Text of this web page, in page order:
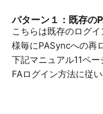
パターン１：既存の
こちらは既存のログ
様毎にPASyncへの再
下記マニュアル11ペ
FAログイン方法に従